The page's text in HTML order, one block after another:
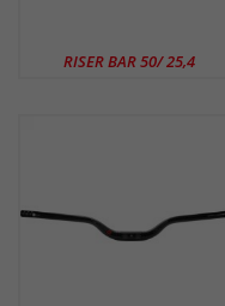
RISER BAR 50/ 25,4